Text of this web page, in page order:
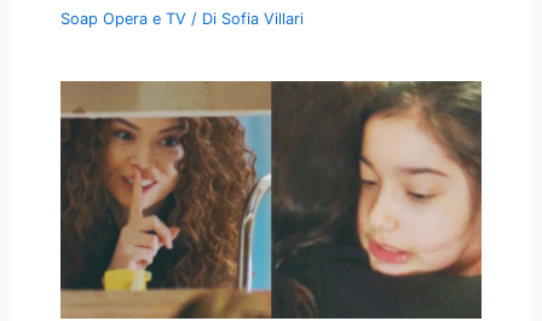
Soap Opera e TV / Di Sofia Villari